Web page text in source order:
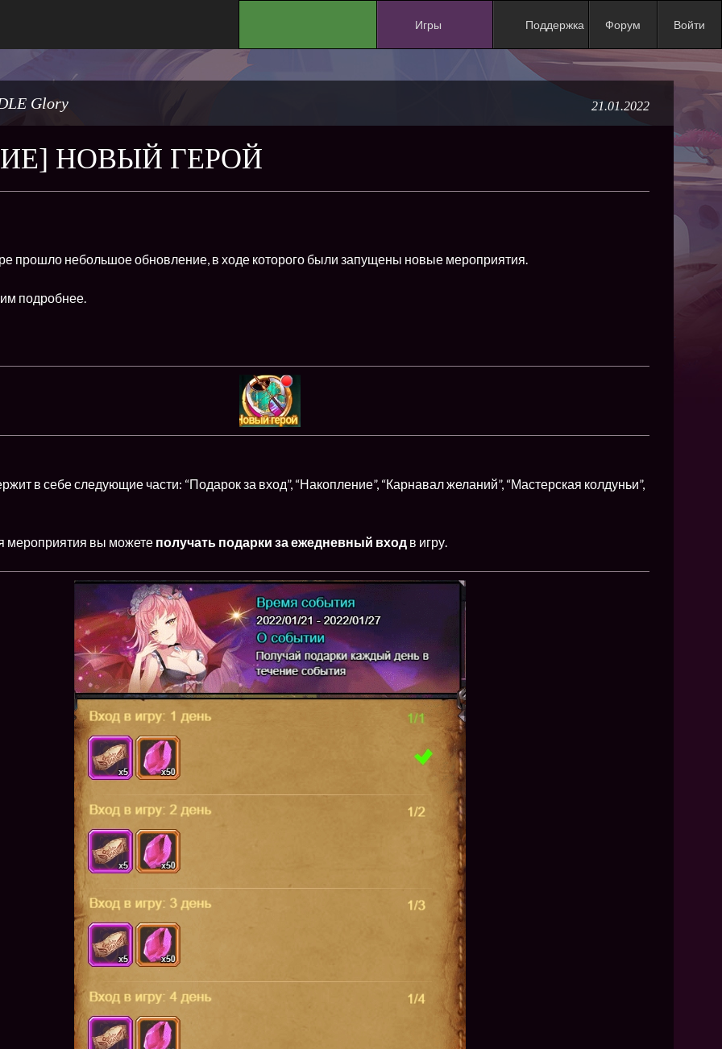
Игры
NEW
Поддержка Форум Войти
Glory 21.01.2022
НОВЫЙ ГЕРОЙ
прошло небольшое обновление, в ходе которого были запущены новые мероприятия.
подробнее.
в себе следующие части: “Подарок за вход”, “Накопление”, “Карнавал желаний”, “Мастерская колдуньи”,
мероприятия вы можете получать подарки за ежедневный вход в игру.